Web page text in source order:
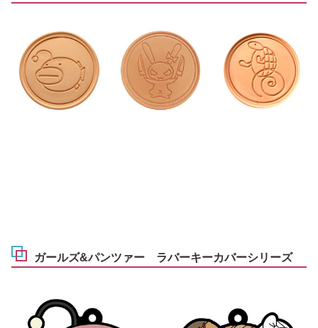
ガールズ&パンツァー ラバーキーカバーシリーズ